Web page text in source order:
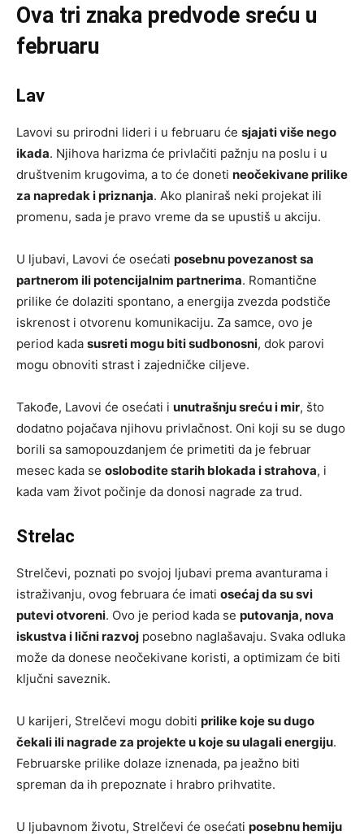
Ova tri znaka predvode sreću u
februaru
Lav
Lavovi su prirodni lideri i u februaru će sjajati više nego
ikada. Njihova harizma će privlačiti pažnju na poslu i u
društvenim krugovima, a to će doneti neočekivane prilike
za napredak i priznanja. Ako planiraš neki projekat ili
promenu, sada je pravo vreme da se upustiš u akciju.
U ljubavi, Lavovi će osećati posebnu povezanost sa
partnerom ili potencijalnim partnerima. Romantične
prilike će dolaziti spontano, a energija zvezda podstiče
iskrenost i otvorenu komunikaciju. Za samce, ovo je
period kada susreti mogu biti sudbonosni, dok parovi
mogu obnoviti strast i zajedničke ciljeve.
Takođe, Lavovi će osećati i unutrašnju sreću i mir, što
dodatno pojačava njihovu privlačnost. Oni koji su se dugo
borili sa samopouzdanjem će primetiti da je februar
mesec kada se oslobodite starih blokada i strahova, i
kada vam život počinje da donosi nagrade za trud.
Strelac
Strelčevi, poznati po svojoj ljubavi prema avanturama i
istraživanju, ovog februara će imati osećaj da su svi
putevi otvoreni. Ovo je period kada se putovanja, nova
iskustva i lični razvoj posebno naglašavaju. Svaka odluka
može da donese neočekivane koristi, a optimizam će biti
ključni saveznik.
U karijeri, Strelčevi mogu dobiti prilike koje su dugo
čekali ili nagrade za projekte u koje su ulagali energiju.
Februarske prilike dolaze iznenada, pa jeažno biti
spreman da ih prepoznate i hrabro prihvatite.
U ljubavnom životu, Strelčevi će osećati posebnu hemiju